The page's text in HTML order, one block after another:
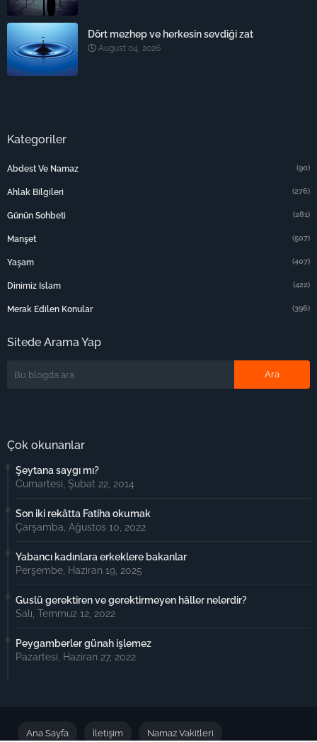
Dört mezhep ve herkesin sevdiği zat
August 04, 2026
Kategoriler
Abdest Ve Namaz (90)
Ahlak Bilgileri (276)
Günün Sohbeti (281)
Manşet (507)
Yaşam (407)
Dinimiz Islam (422)
Merak Edilen Konular (396)
Sitede Arama Yap
Çok okunanlar
Şeytana saygı mı?
Cumartesi, Şubat 22, 2014
Son iki rekâtta Fatiha okumak
Çarşamba, Ağustos 10, 2022
Yabancı kadınlara erkeklere bakanlar
Perşembe, Haziran 19, 2025
Guslü gerektiren ve gerektirmeyen hâller nelerdir?
Salı, Temmuz 12, 2022
Peygamberler günah işlemez
Pazartesi, Haziran 27, 2022
Ana Sayfa İletişim Namaz Vakitleri